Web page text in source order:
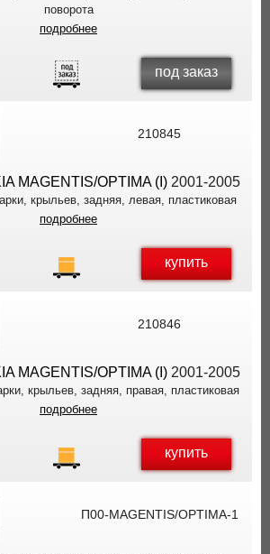
поворота
подробнее
под заказ
210845
MAGENTIS/OPTIMA (I) 2001-2005
крыльев, задняя, левая, пластиковая
подробнее
купить
210846
MAGENTIS/OPTIMA (I) 2001-2005
крыльев, задняя, правая, пластиковая
подробнее
купить
П00-MAGENTIS/OPTIMA-1